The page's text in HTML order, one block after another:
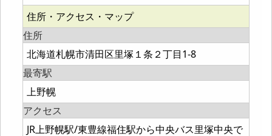
住所・アクセス・マップ
住所
北海道札幌市清田区里塚１条２丁目1-8
最寄駅
上野幌
アクセス
JR上野幌駅/東豊線福住駅から中央バス里塚中央で